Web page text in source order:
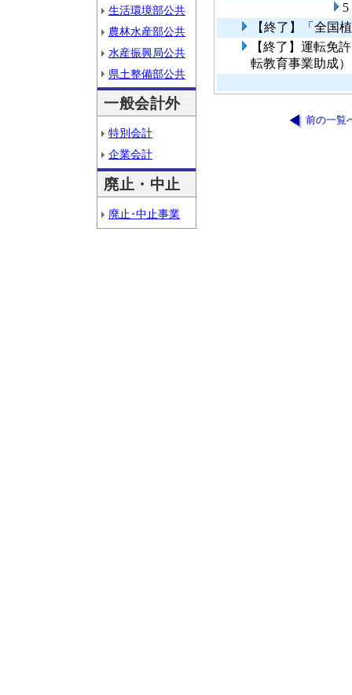
生活環境部公共
農林水産部公共
水産振興局公共
県土整備部公共
一般会計外
特別会計
企業会計
廃止・中止
廃止･中止事業
【終了】「全国
【終了】運転免
転教育事業助成）
前の一覧